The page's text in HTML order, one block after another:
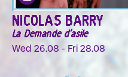
NICOLAS BARRY
La Demande d'asile
Wed 26.08 - Fri 28.08